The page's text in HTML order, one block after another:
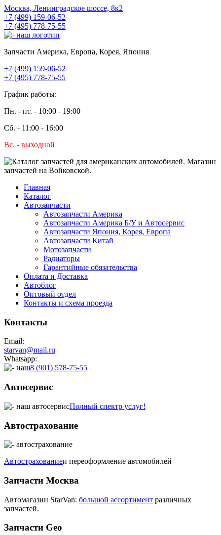
Москва, Ленинградское шоссе, 8к2
+7 (499) 159-06-52
+7 (495) 778-75-55
Запчасти Америка, Европа, Корея, Япония
+7 (499) 159-06-52
+7 (495) 778-75-55
График работы:
Пн. - пт. - 10:00 - 19:00
Сб. - 11:00 - 16:00
Вс. - выходной
Главная
Каталог
Автозапчасти
Автозапчасти Америка
Автозапчасти Америка Б/У и Автосервис
Автозапчасти Япония, Корея, Европа
Автозапчасти Китай
Мотозапчасти
Радиаторы
Гарантийные обязательства
Оплата и Доставка
Автоблог
Оптовый отдел
Контакты и схема проезда
Контакты
Email:
starvan@mail.ru
Whatsapp:
8 (901) 578-75-55
Автосервис
Полный спектр услуг!
Автострахование
Автострахованиеи переоформление автомобилей
Запчасти Москва
Автомагазин StarVan: большой ассортимент различных
запчастей.
Запчасти Geo